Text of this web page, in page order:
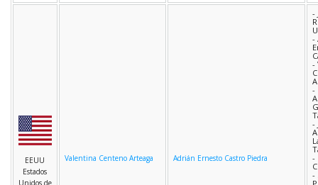
EEUU
Estados
Unidos de
Valentina Centeno Arteaga Adrián Ernesto Castro Piedra
-
-
-
-
-
-
-